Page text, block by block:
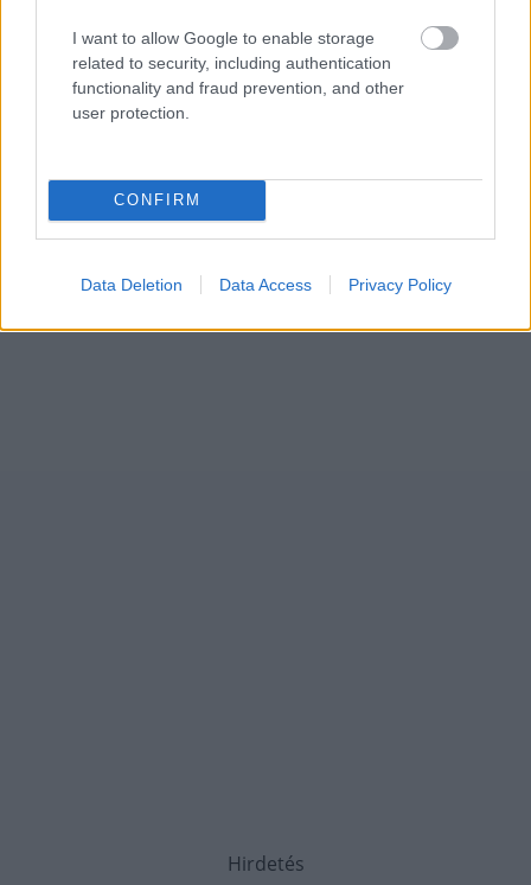
I want to allow Google to enable storage
related to security, including authentication
functionality and fraud prevention, and other
user protection.
CONFIRM
Data Deletion Data Access Privacy Policy
NÉPSZERŰ
Hirdetés